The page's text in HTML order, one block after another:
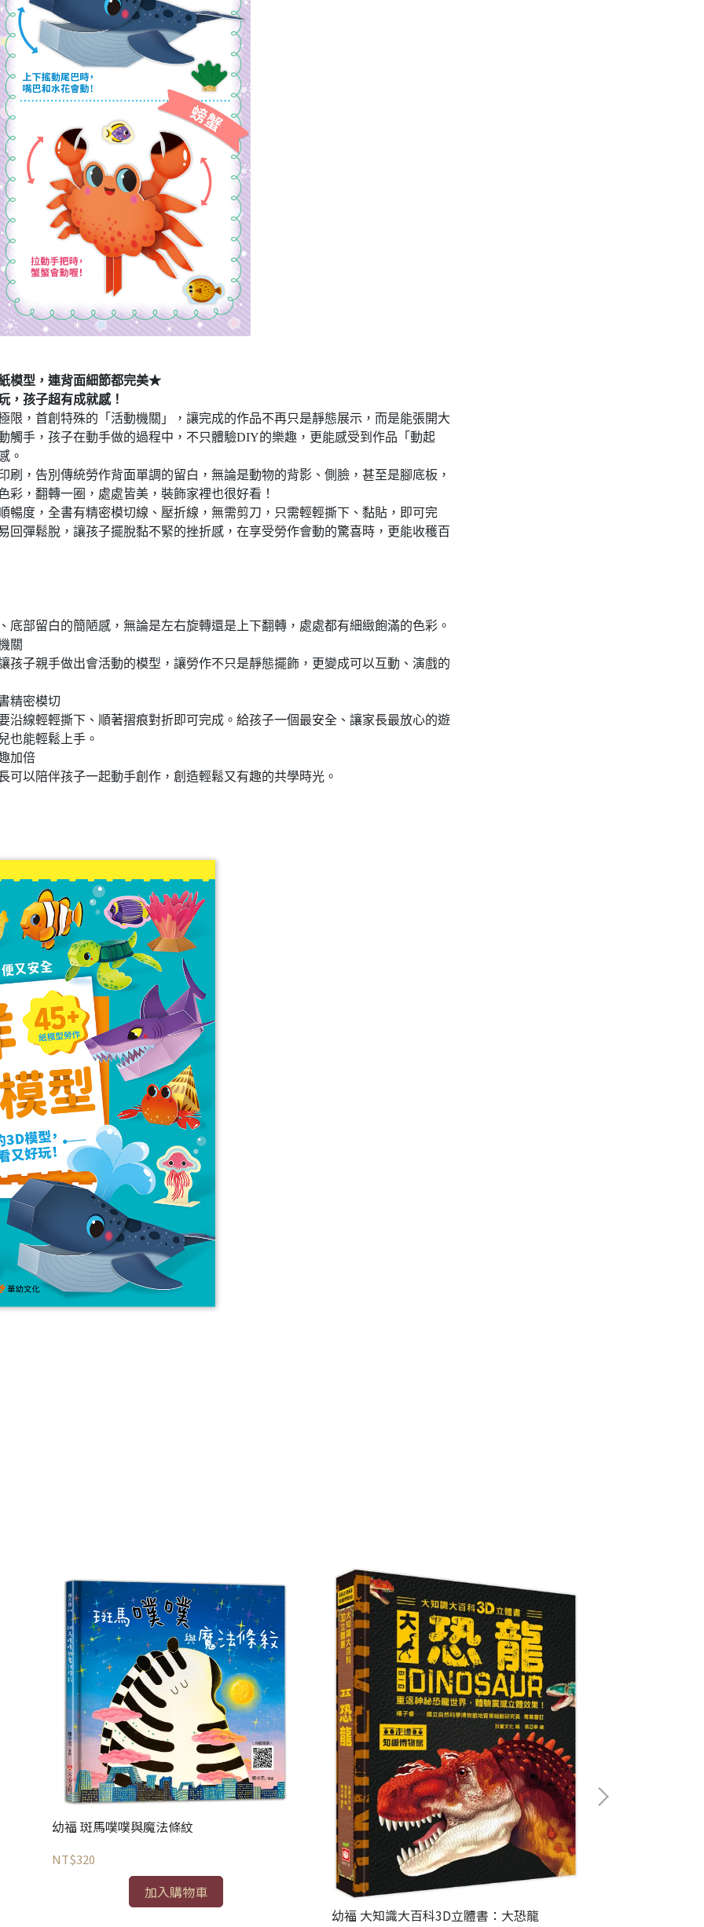
模型，連背面細節都完美★
，孩子超有成就感！
限，首創特殊的「活動機關」，讓完成的作品不再只是靜態展示，而是能張開大
觸手，孩子在動手做的過程中，不只體驗DIY的樂趣，更能感受到作品「動起
。
刷，告別傳統勞作背面單調的留白，無論是動物的背影、側臉，甚至是腳底板，
彩，翻轉一圈，處處皆美，裝飾家裡也很好看！
暢度，全書有精密模切線、壓折線，無需剪刀，只需輕輕撕下、黏貼，即可完
回彈鬆脫，讓孩子擺脫黏不緊的挫折感，在享受勞作會動的驚喜時，更能收穫百
底部留白的簡陋感，無論是左右旋轉還是上下翻轉，處處都有細緻飽滿的色彩。
關
孩子親手做出會活動的模型，讓勞作不只是靜態擺飾，更變成可以互動、演戲的
精密模切
沿線輕輕撕下、順著摺痕對折即可完成。給孩子一個最安全、讓家長最放心的遊
也能輕鬆上手。
加倍
可以陪伴孩子一起動手創作，創造輕鬆又有趣的共學時光。
幼福 斑馬噗噗與魔法條紋
NT$320
加入購物車
幼福 大知識大百科3D立體書：大恐龍